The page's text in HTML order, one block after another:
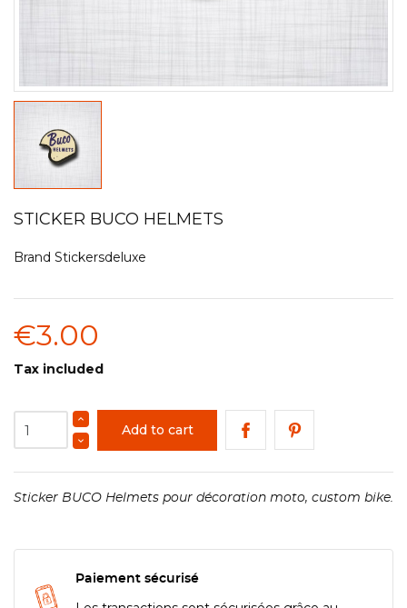
STICKER BUCO HELMETS
Brand Stickersdeluxe
€3.00
Tax included
Add to cart
Sticker BUCO Helmets pour décoration moto, custom bike.
Paiement sécurisé